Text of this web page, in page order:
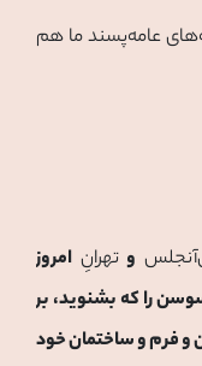
عامه‌پسند ما هم
و تهرانِ امروز
را که بشنوید، بر
و فرم و ساختمان خود